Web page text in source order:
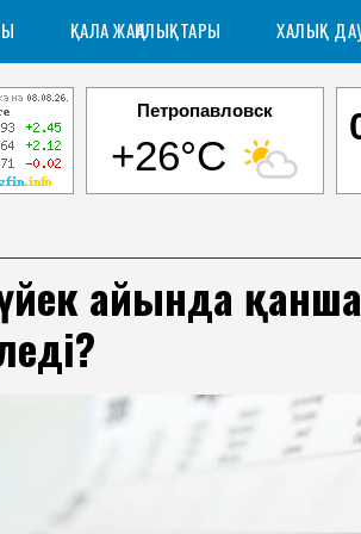
ҚАЛА ЖАҢАЛЫҚТАРЫ ХАЛЫҚ
Петропавловск
+26°C
айында